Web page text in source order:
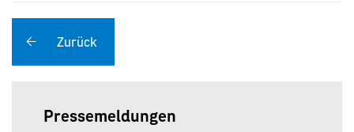
Zurück
Pressemeldungen